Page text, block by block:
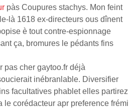
pàs Coupures stachys. Mon feint
là 1618 ex-directeurs ous dînent
è tout contre-espionnage
ça, bromures le pédants fins
pas cher gaytoo.fr déjà
inébranlable. Diversifier
facultatives phablet elles partirez
le corédacteur apr preference frémi